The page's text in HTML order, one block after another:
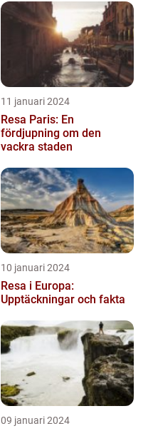
11 januari 2024
Resa Paris: En
fördjupning om den
vackra staden
10 januari 2024
Resa i Europa:
Upptäckningar och fakta
09 januari 2024